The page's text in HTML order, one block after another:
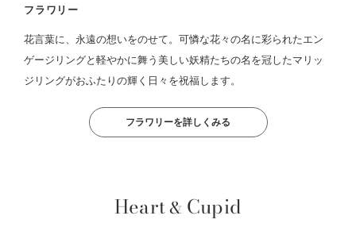
フラワリー
花言葉に、永遠の想いをのせて。可憐な花々の名に彩られたエン
ゲージリングと軽やかに舞う美しい妖精たちの名を冠したマリッ
ジリングがおふたりの輝く日々を祝福します。
フラワリーを詳しくみる
Heart& Cupid